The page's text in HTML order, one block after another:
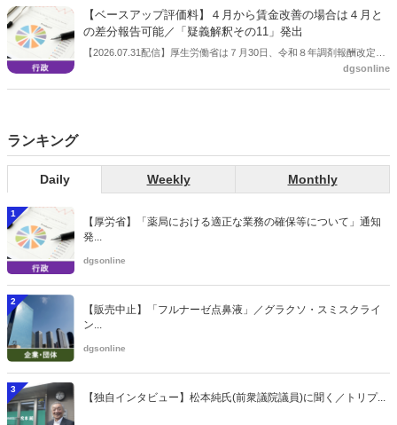
に開かれた「第26回JAPANドラッグストアショー」のビジネスセミナ
ーとして開いたもの。
【ベースアップ評価料】４月から賃金改善の場合は４月と
の差分報告可能／「疑義解釈その11」発出
【2026.07.31配信】厚生労働省は７月30日、令和８年調剤報酬改定の
dgsonline
ランキング
Daily Weekly Monthly
1
【厚労省】「薬局における適正な業務の確保等について」通知
発...
dgsonline
2
【販売中止】「フルナーゼ点鼻液」／グラクソ・スミスクライ
ン...
dgsonline
3
【独自インタビュー】松本純氏(前衆議院議員)に聞く／トリプ...